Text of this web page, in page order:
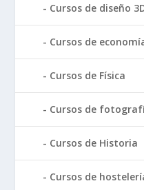
Cursos de diseño
Cursos de
Cursos de Física
Cursos de
Cursos de Historia
Cursos de